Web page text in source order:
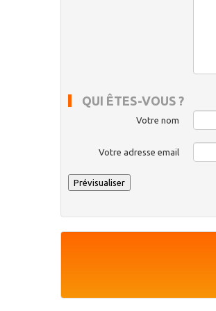
QUI ÊTES-VOUS ?
Votre nom
Votre adresse email